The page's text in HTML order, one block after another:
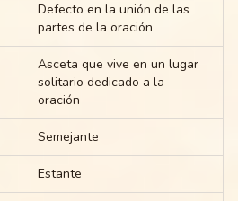
Defecto en la unión de las
partes de la oración
Asceta que vive en un lugar
solitario dedicado a la
oración
Semejante
Estante